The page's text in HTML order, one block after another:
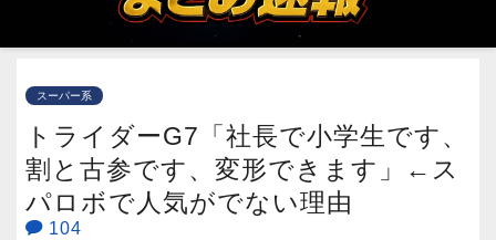
スーパー系
トライダーG7「社長で小学生です、
割と古参です、変形できます」←ス
パロボで人気がでない理由
104